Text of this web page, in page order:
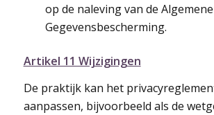
op de naleving van de
Gegevensbescherming.
Artikel 11 Wijzigingen
De praktijk kan het
aanpassen, bijvoorbeeld als de